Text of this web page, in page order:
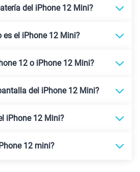
del iPhone 12 Mini?
es el iPhone 12 Mini?
12 o iPhone 12 Mini?
del iPhone 12 Mini?
iPhone 12 Mini?
12 mini?